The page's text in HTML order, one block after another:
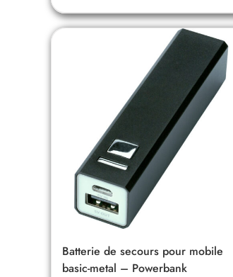
Batterie de secours pour mobile
basic-metal – Powerbank